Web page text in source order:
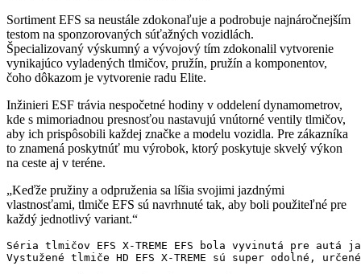
Sortiment EFS sa neustále zdokonaľuje a podrobuje najnáročnejším
testom na sponzorovaných súťažných vozidlách.
Špecializovaný výskumný a vývojový tím zdokonalil vytvorenie
vynikajúco vyladených tlmičov, pružín, pružín a komponentov,
čoho dôkazom je vytvorenie radu Elite.
Inžinieri ESF trávia nespočetné hodiny v oddelení dynamometrov,
kde s mimoriadnou presnosťou nastavujú vnútorné ventily tlmičov,
aby ich prispôsobili každej značke a modelu vozidla. Pre zákazníka
to znamená poskytnúť mu výrobok, ktorý poskytuje skvelý výkon
na ceste aj v teréne.
„Keďže pružiny a odpruženia sa líšia svojimi jazdnými
vlastnosťami, tlmiče EFS sú navrhnuté tak, aby boli použiteľné pre
každý jednotlivý variant.“
Séria tlmičov EFS X-TREME EFS bola vyvinutá pre
Vystužené tlmiče HD EFS X-TREME sú super odolné,